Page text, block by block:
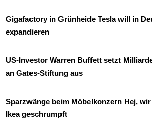
Gigafactory in Grünheide Tesla will in
expandieren
US-Investor Warren Buffett setzt
an Gates-Stiftung aus
Sparzwänge beim Möbelkonzern Hej,
Ikea geschrumpft